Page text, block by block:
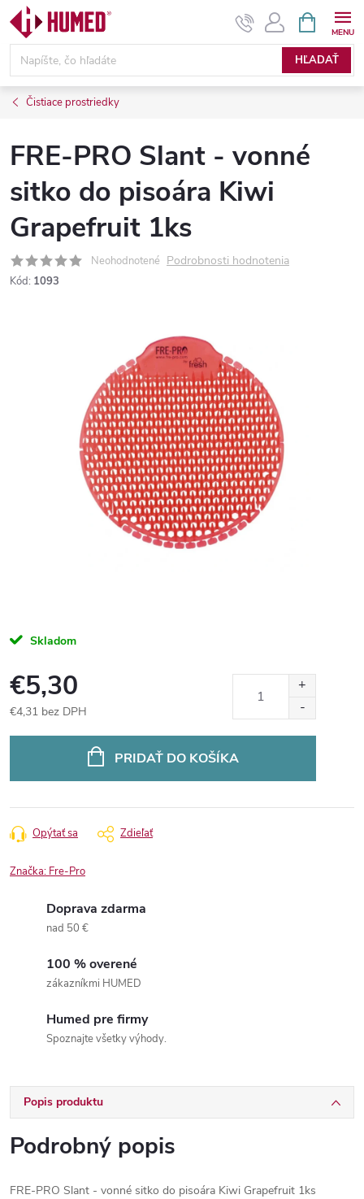
Prejsť
obsah
HĽADAŤ
KOŠÍK
Čistiace prostriedky
FRE-PRO Slant - vonné
sitko do pisoára Kiwi
Grapefruit 1ks
Neohodnotené Podrobnosti hodnotenia
Kód: 1093
Skladom
€5,30
€4,31 bez DPH
PRIDAŤ DO KOŠÍKA
Opýtať sa Zdieľať
Značka: Fre-Pro
Doprava zdarma
nad 50 €
100 % overené
zákazníkmi HUMED
Humed pre firmy
Spoznajte všetky výhody.
Popis produktu
Podrobný popis
FRE-PRO Slant - vonné sitko do pisoára Kiwi Grapefruit 1ks